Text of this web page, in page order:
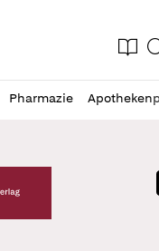
Zeitung
Aktuelle
login
Pharmazie
Verlag Logo